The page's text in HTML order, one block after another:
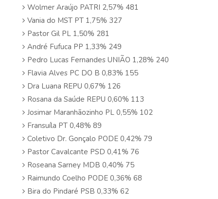
Wolmer Araújo PATRI 2,57% 481
Vania do MST PT 1,75% 327
Pastor Gil PL 1,50% 281
André Fufuca PP 1,33% 249
Pedro Lucas Fernandes UNIÃO 1,28% 240
Flavia Alves PC DO B 0,83% 155
Dra Luana REPU 0,67% 126
Rosana da Saúde REPU 0,60% 113
Josimar Maranhãozinho PL 0,55% 102
Fransuíla PT 0,48% 89
Coletivo Dr. Gonçalo PODE 0,42% 79
Pastor Cavalcante PSD 0,41% 76
Roseana Sarney MDB 0,40% 75
Raimundo Coelho PODE 0,36% 68
Bira do Pindaré PSB 0,33% 62